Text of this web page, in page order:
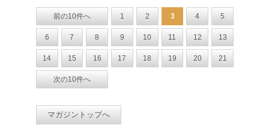
前の10件へ 1 2 3 4 5
6 7 8 9 10 11 12 13
14 15 16 17 18 19 20 21
次の10件へ
マガジントップへ